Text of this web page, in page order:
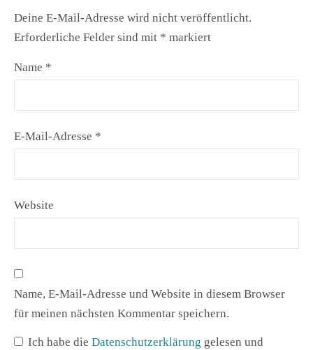
Deine E-Mail-Adresse wird nicht veröffentlicht.
Erforderliche Felder sind mit * markiert
Name *
E-Mail-Adresse *
Website
Name, E-Mail-Adresse und Website in diesem Browser
für meinen nächsten Kommentar speichern.
Ich habe die Datenschutzerklärung gelesen und